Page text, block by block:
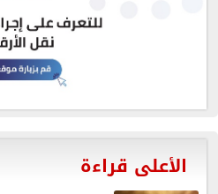
الأعلى قراءة